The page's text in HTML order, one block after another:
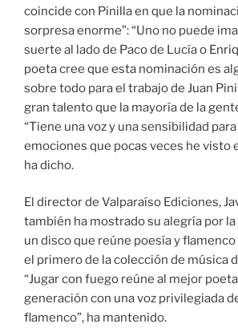
coincide con Pinilla en que la
sorpresa enorme”: “Uno no puede
suerte al lado de Paco de Lucía o
poeta cree que esta nominación es
sobre todo para el trabajo de Juan
gran talento que la mayoría de la
“Tiene una voz y una sensibilidad
emociones que pocas veces he visto
ha dicho.
El director de Valparaíso Ediciones,
también ha mostrado su alegría por
un disco que reúne poesía y flamenco
el primero de la colección de música
“Jugar con fuego reúne al mejor
generación con una voz privilegiada
flamenco”, ha mantenido.